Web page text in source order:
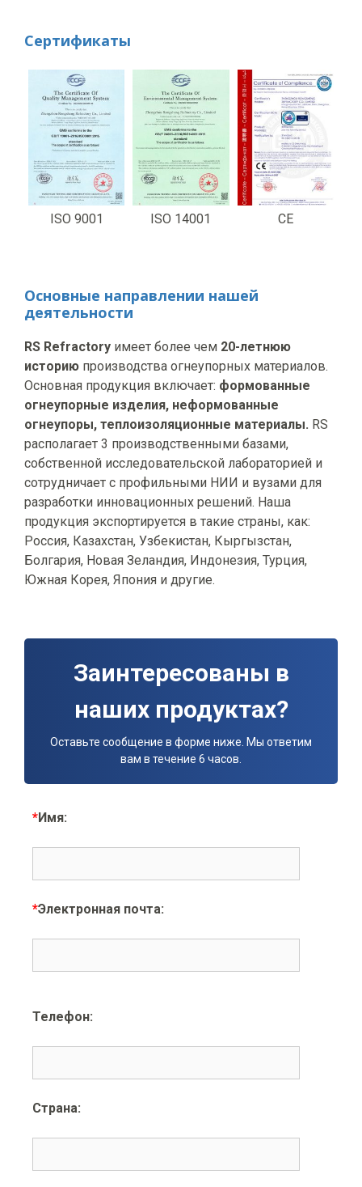
Сертификаты
ISO 9001 ISO 14001 CE
Основные направлении нашей
деятельности
RS Refractory имеет более чем 20-летнюю
историю производства огнеупорных материалов.
Основная продукция включает: формованные
огнеупорные изделия, неформованные
огнеупоры, теплоизоляционные материалы. RS
располагает 3 производственными базами,
собственной исследовательской лабораторией и
сотрудничает с профильными НИИ и вузами для
разработки инновационных решений. Наша
продукция экспортируется в такие страны, как:
Россия, Казахстан, Узбекистан, Кыргызстан,
Болгария, Новая Зеландия, Индонезия, Турция,
Южная Корея, Япония и другие.
Заинтересованы в
наших продуктах?
Оставьте сообщение в форме ниже. Мы ответим
вам в течение 6 часов.
*Имя:
*Электронная почта:
Телефон:
Страна: